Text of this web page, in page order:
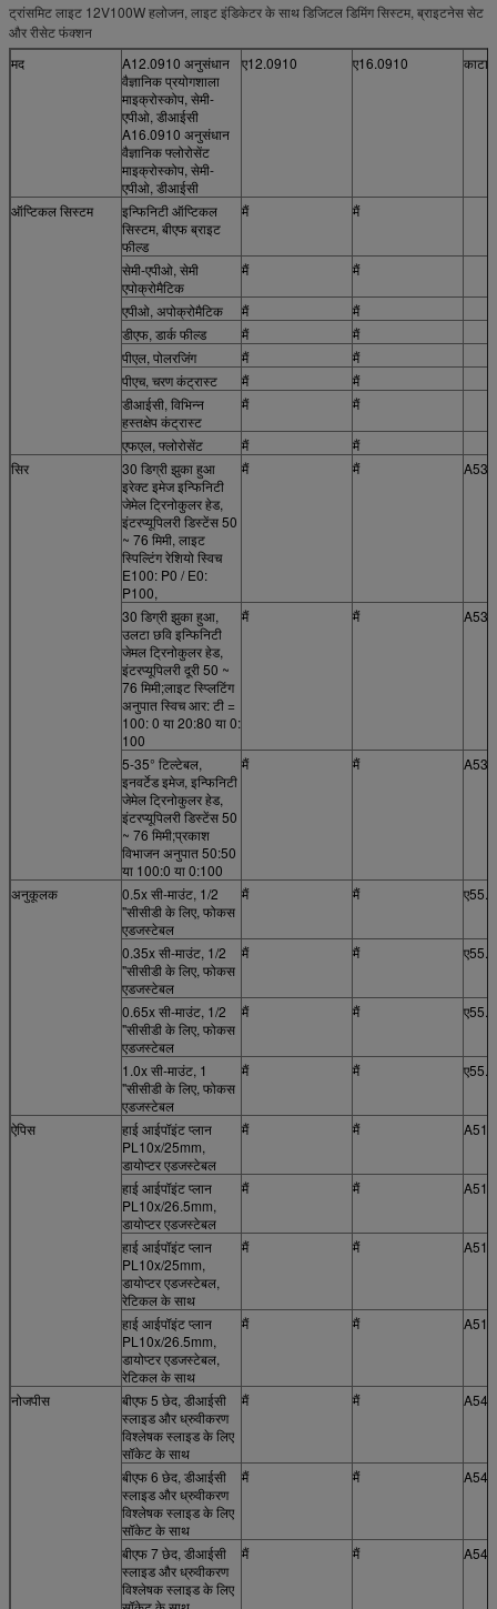
ट्रांसमिट लाइट 12V100W हलोजन, लाइट इंडिकेटर के साथ डिजिटल डिमिंग सिस्टम, ब्राइटनेस सेट
और रीसेट फंक्शन
मद
A12.0910 अनुसंधान
वैज्ञानिक प्रयोगशाला
माइक्रोस्कोप, सेमी-
एपीओ, डीआईसी
A16.0910 अनुसंधान
वैज्ञानिक फ्लोरोसेंट
माइक्रोस्कोप, सेमी-
एपीओ, डीआईसी
ए12.0910 ए16.0910
ऑप्टिकल सिस्टम
इन्फिनिटी ऑप्टिकल
सिस्टम, बीएफ ब्राइट
फील्ड
मैं मैं
सेमी-एपीओ, सेमी
एपोक्रोमैटिक
मैं मैं
एपीओ, अपोक्रोमैटिक मैं
मैं
डीएफ, डार्क फील्ड
मैं
मैं
पीएल, पोलरजिंग
मैं
मैं
पीएच, चरण कंट्रास्ट
मैं
मैं
डीआईसी, विभिन्न
हस्तक्षेप कंट्रास्ट
मैं मैं
एफएल, फ्लोरोसेंट मैं
मैं
सिर
30 डिग्री झुका हुआ
इरेक्ट इमेज इन्फिनिटी
जेमेल ट्रिनोकुलर हेड,
इंटरप्यूपिलरी डिस्टेंस 50
~ 76 मिमी, लाइट
स्पिल्टिंग रेशियो स्विच
E100: P0 / E0:
P100,
मैं मैं
30 डिग्री झुका हुआ,
उलटा छवि इन्फिनिटी
जेमल ट्रिनोकुलर हेड,
इंटरप्यूपिलरी दूरी 50 ~
76 मिमी;लाइट स्प्लिटिंग
अनुपात स्विच आर: टी =
100: 0 या 20:80 या 0:
100
मैं मैं
5-35° टिल्टेबल,
इनवर्टेड इमेज, इन्फिनिटी
जेमेल ट्रिनोकुलर हेड,
इंटरप्यूपिलरी डिस्टेंस 50
~ 76 मिमी;प्रकाश
विभाजन अनुपात 50:50
या 100:0 या 0:100
मैं मैं
अनुकूलक
0.5x सी-माउंट, 1/2
"सीसीडी के लिए, फोकस
एडजस्टेबल
मैं मैं
0.35x सी-माउंट, 1/2
"सीसीडी के लिए, फोकस
एडजस्टेबल
मैं मैं
0.65x सी-माउंट, 1/2
"सीसीडी के लिए, फोकस
एडजस्टेबल
मैं मैं
1.0x सी-माउंट, 1 ​​
"सीसीडी के लिए, फोकस
एडजस्टेबल
मैं मैं
ऐपिस
हाई आईपॉइंट प्लान
PL10x/25mm,
डायोप्टर एडजस्टेबल
मैं मैं
हाई आईपॉइंट प्लान
PL10x/26.5mm,
डायोप्टर एडजस्टेबल
मैं मैं
हाई आईपॉइंट प्लान
PL10x/25mm,
डायोप्टर एडजस्टेबल,
रेटिकल के साथ
मैं मैं
हाई आईपॉइंट प्लान
PL10x/26.5mm,
डायोप्टर एडजस्टेबल,
रेटिकल के साथ
मैं मैं
नोजपीस
बीएफ 5 छेद, डीआईसी
स्लाइड और ध्रुवीकरण
विश्लेषक स्लाइड के लिए
सॉकेट के साथ
मैं मैं
बीएफ 6 छेद, डीआईसी
स्लाइड और ध्रुवीकरण
विश्लेषक स्लाइड के लिए
सॉकेट के साथ
मैं मैं
बीएफ 7 छेद, डीआईसी
स्लाइड और ध्रुवीकरण
विश्लेषक स्लाइड के लिए
मैं मैं